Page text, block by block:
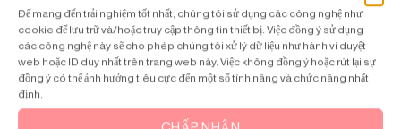
Để mang đến trải nghiệm tốt nhất, chúng tôi sử dụng các công nghệ như
cookie để lưu trữ và/hoặc truy cập thông tin thiết bị. Việc đồng ý sử dụng
các công nghệ này sẽ cho phép chúng tôi xử lý dữ liệu như hành vi duyệt
web hoặc ID duy nhất trên trang web này. Việc không đồng ý hoặc rút lại sự
đồng ý có thể ảnh hưởng tiêu cực đến một số tính năng và chức năng nhất
định.
càng tăng với nhiều lý do:
Đô Thị Hóa Nhanh Chóng:Tại các thành phố lớn như Hà
Nội và TP.HCM, số lượng biệt thự và nhà hiện đại không
ngừng tăng. Thang máy góp phần nâng cao giá trị tính tiện
nghi và đẳng cấp cho những ngôi nhà này..